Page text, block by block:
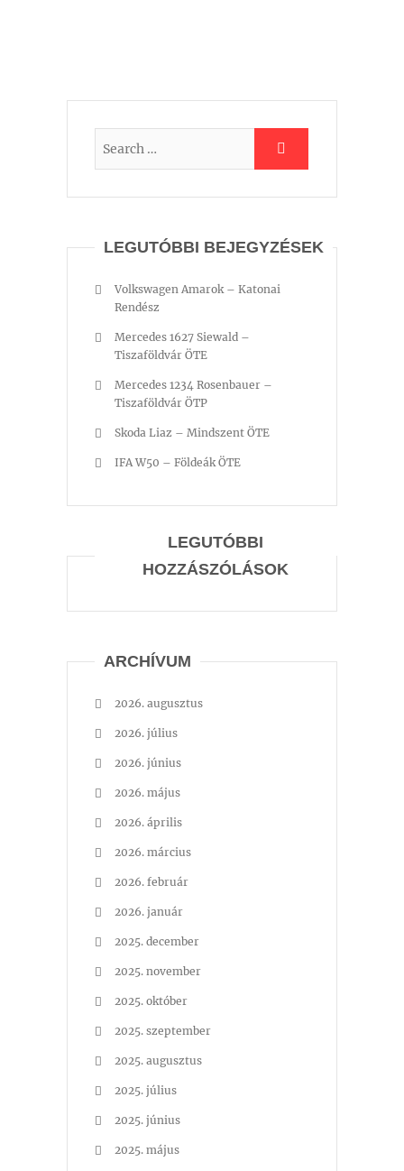
LEGUTÓBBI BEJEGYZÉSEK
Volkswagen Amarok – Katonai
Rendész
Mercedes 1627 Siewald –
Tiszaföldvár ÖTE
Mercedes 1234 Rosenbauer –
Tiszaföldvár ÖTP
Skoda Liaz – Mindszent ÖTE
IFA W50 – Földeák ÖTE
LEGUTÓBBI
HOZZÁSZÓLÁSOK
ARCHÍVUM
2026. augusztus
2026. július
2026. június
2026. május
2026. április
2026. március
2026. február
2026. január
2025. december
2025. november
2025. október
2025. szeptember
2025. augusztus
2025. július
2025. június
2025. május